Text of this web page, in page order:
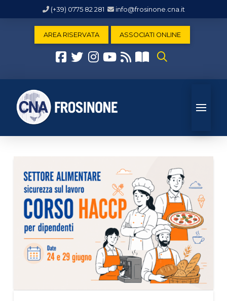
(+39) 0775 82 281 info@frosinone.cna.it
AREA RISERVATA ASSOCIATI ONLINE